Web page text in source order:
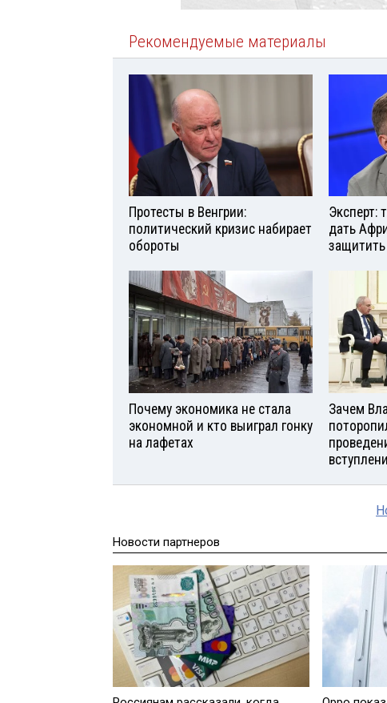
Рекомендуемые материалы
Протесты в Венгрии:
политический кризис набирает
обороты
Эксперт:
дать
Почему экономика не стала
экономной и кто выиграл гонку
на лафетах
Зачем
Новости партнеров